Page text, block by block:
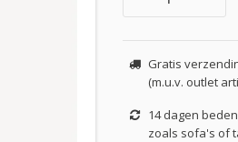
Gratis
(m.u.v. outlet
14 dagen
zoals sofa's of